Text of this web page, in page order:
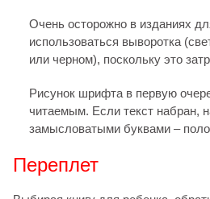
Очень осторожно в изданиях
использоваться выворотка
или черном), поскольку это
Рисунок шрифта в первую
читаемым. Если текст набран,
замысловатыми буквами –
Переплет